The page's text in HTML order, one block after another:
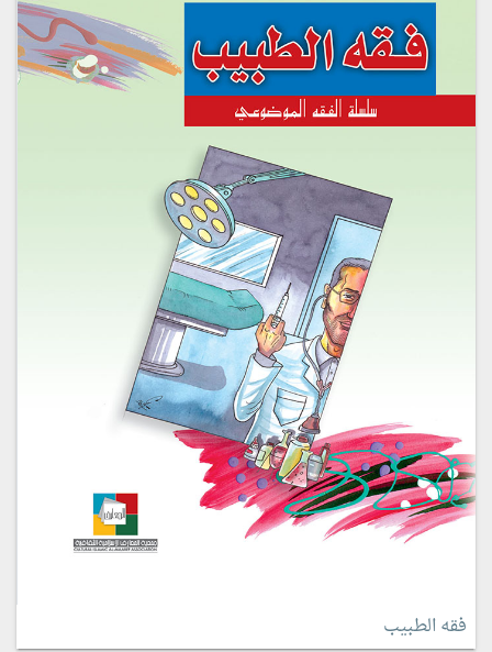
فقه الطبيب